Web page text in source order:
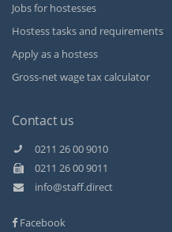
Jobs for hostesses
Hostess tasks and requirements
Apply as a hostess
Gross-net wage tax calculator
Contact us
0211 26 00 9010
0211 26 00 9011
info@staff.direct
Facebook